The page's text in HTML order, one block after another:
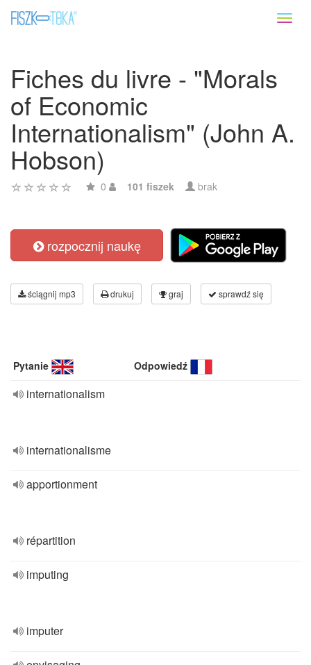
Fiches du livre - "Morals
of Economic
Internationalism" (John A.
Hobson)
0 101 fiszek brak
rozpocznij naukę
ściągnij mp3 drukuj graj sprawdź się
Pytanie Odpowiedź
internationalism
internationalisme
apportionment
répartition
imputing
imputer